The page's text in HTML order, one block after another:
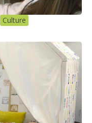
Culture